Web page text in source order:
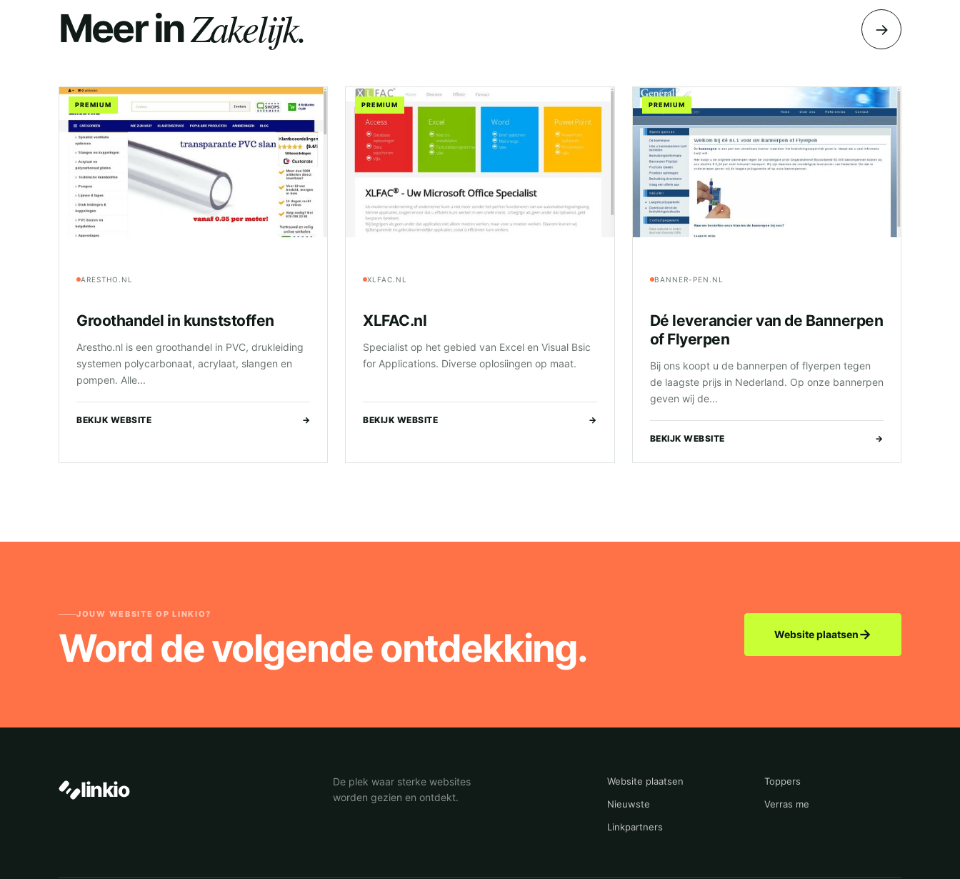
Meer inZakelijk. →
PREMIUM
ARESTHO.NL
Groothandel in kunststoffen
Arestho.nl is een groothandel in PVC, drukleiding
systemen polycarbonaat, acrylaat, slangen en
pompen. Alle...
BEKIJK WEBSITE →
PREMIUM
XLFAC.NL
XLFAC.nl
Specialist op het gebied van Excel en Visual Bsic
for Applications. Diverse oplosiingen op maat.
BEKIJK WEBSITE →
PREMIUM
BANNER-PEN.NL
Dé leverancier van de Bannerpen
of Flyerpen
Bij ons koopt u de bannerpen of flyerpen tegen
de laagste prijs in Nederland. Op onze bannerpen
geven wij de...
BEKIJK WEBSITE →
JOUW WEBSITE OP LINKIO?
Word de volgende ontdekking. Website plaatsen→
linkio
De plek waar sterke websites
worden gezien en ontdekt.
Website plaatsen
Toppers
Nieuwste
Verras me
Linkpartners